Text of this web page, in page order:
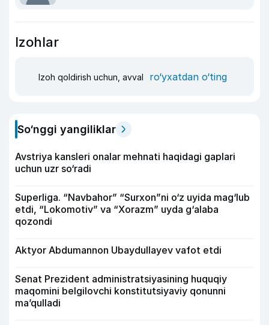
Izohlar
Izoh qoldirish uchun, avval ro‘yxatdan o‘ting
So‘nggi yangiliklar
Avstriya kansleri onalar mehnati haqidagi gaplari
uchun uzr so‘radi
Superliga. “Navbahor” “Surxon”ni o‘z uyida mag‘lub
etdi, “Lokomotiv” va “Xorazm” uyda g‘alaba
qozondi
Aktyor Abdu­mannon Ubaydullayev vafot etdi
Senat Prezident administratsiyasining huquqiy
maqomini belgilovchi konstitutsiyaviy qonunni
ma’qulladi